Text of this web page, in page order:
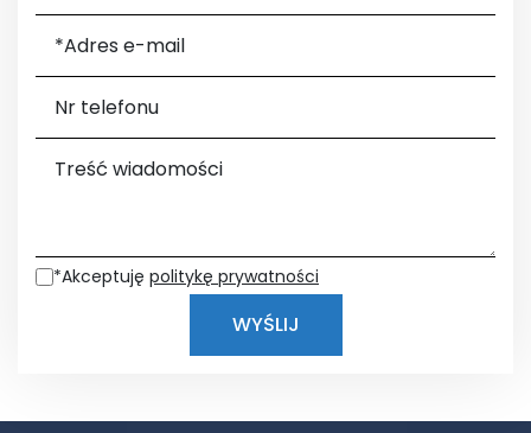
*Adres e-mail
Nr telefonu
Treść wiadomości
*Akceptuję politykę prywatności
WYŚLIJ